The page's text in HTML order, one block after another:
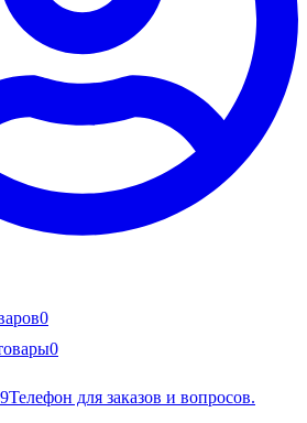
0
0
Телефон для заказов и вопросов.